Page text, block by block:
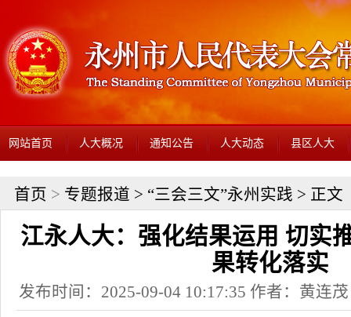
网站首页 人大概况 通知公告 人大动态 县区人大
首页 > 专题报道 > “三会三文”永州实践 > 正文
江永人大：强化结果运用 切实
果转化落实
发布时间：2025-09-04 10:17:35 作者：黄连